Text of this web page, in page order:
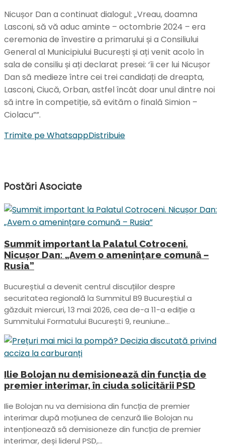
Nicușor Dan a continuat dialogul: „Vreau, doamna
Lasconi, să vă aduc aminte – octombrie 2024 – era
ceremonia de învestire a primarului și a Consiliului
General al Municipiului București și ați venit acolo în
sala de consiliu și ați declarat presei: ‘îi cer lui Nicușor
Dan să medieze între cei trei candidați de dreapta,
Lasconi, Ciucă, Orban, astfel încât doar unul dintre noi
să intre în competiție, să evităm o finală Simion –
Ciolacu””.
Trimite pe WhatsappDistribuie
PostăriAsociate
Summit important la Palatul Cotroceni.
Nicușor Dan: „Avem o amenințare comună –
Rusia”
Bucureștiul a devenit centrul discuțiilor despre
securitatea regională la Summitul B9 Bucureștiul a
găzduit miercuri, 13 mai 2026, cea de-a 11-a ediție a
Summitului Formatului București 9, reuniune...
Ilie Bolojan nu demisionează din funcția de
premier interimar, în ciuda solicitării PSD
Ilie Bolojan nu va demisiona din funcția de premier
interimar după moțiunea de cenzură Ilie Bolojan nu
intenționează să demisioneze din funcția de premier
interimar, deși liderul PSD,...